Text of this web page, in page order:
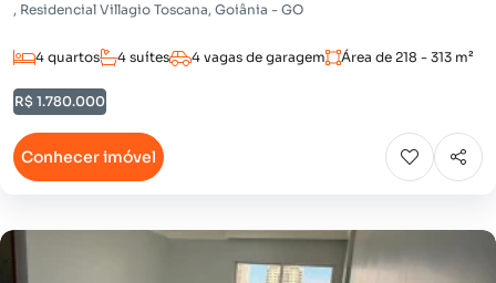
, Residencial Villagio Toscana, Goiânia - GO
4 quartos 4 suítes 4 vagas de garagem Área de 218 - 313 m²
R$ 1.780.000
Conhecer imóvel